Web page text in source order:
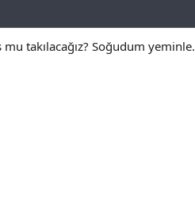
takılacağız? Soğudum yeminle.